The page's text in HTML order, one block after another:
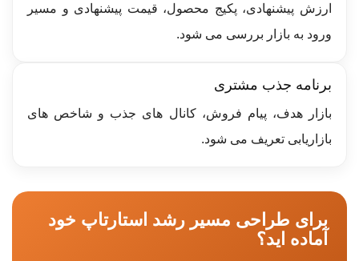
ارزش پیشنهادی، پکیج محصول، قیمت پیشنهادی و مسیر
ورود به بازار بررسی می شود.
برنامه جذب مشتری
بازار هدف، پیام فروش، کانال های جذب و شاخص های
بازاریابی تعریف می شود.
برای طراحی مسیر رشد استارتاپ خود
آماده اید؟